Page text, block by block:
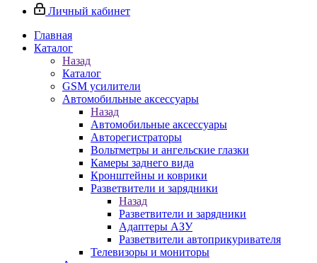
Личный кабинет
Главная
Каталог
Назад
Каталог
GSM усилители
Автомобильные аксессуары
Назад
Автомобильные аксессуары
Авторегистраторы
Вольтметры и ангельские глазки
Камеры заднего вида
Кронштейны и коврики
Разветвители и зарядники
Назад
Разветвители и зарядники
Адаптеры АЗУ
Разветвители автоприкуривателя
Телевизоры и мониторы